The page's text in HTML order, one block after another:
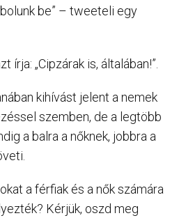
be” – tweeteli egy
írja: „Cipzárak is, általában!”.
kihívást jelent a nemek
szemben, de a legtöbb
a balra a nőknek, jobbra a
a férfiak és a nők számára
Kérjük, oszd meg